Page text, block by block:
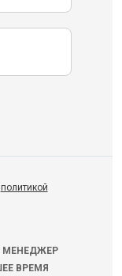
МЕНЕДЖЕР
ВРЕМЯ
политикой